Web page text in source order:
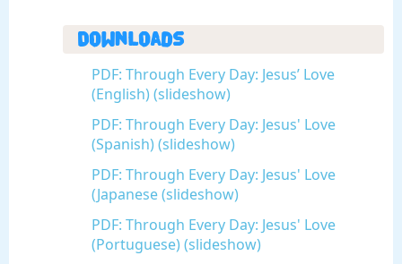
Downloads
PDF: Through Every Day: Jesus’ Love
(English) (slideshow)
PDF: Through Every Day: Jesus' Love
(Spanish) (slideshow)
PDF: Through Every Day: Jesus' Love
(Japanese (slideshow)
PDF: Through Every Day: Jesus' Love
(Portuguese) (slideshow)